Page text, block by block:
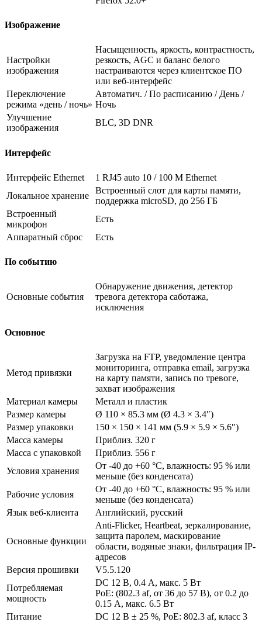
Изображение
Настройки
изображения
Насыщенность, яркость, контрастность,
резкость, AGC и баланс белого
настраиваются через клиентское ПО
или веб-интерфейс
Переключение
режима «день / ночь»
Автоматич. / По расписанию / День /
Ночь
Улучшение
изображения
BLC, 3D DNR
Интерфейс
Интерфейс Ethernet
1 RJ45 auto 10 / 100 М Ethernet
Локальное хранение
Встроенный слот для карты памяти,
поддержка microSD, до 256 ГБ
Встроенный
микрофон
Есть
Аппаратный сброс
Есть
По событию
Основные события
Обнаружение движения, детектор
тревога детектора саботажа,
исключения
Основное
Метод привязки
Загрузка на FTP, уведомление центра
мониторинга, отправка email, загрузка
на карту памяти, запись по тревоге,
захват изображения
Материал камеры
Металл и пластик
Размер камеры
Ø 110 × 85.3 мм (Ø 4.3 × 3.4″)
Размер упаковки
150 × 150 × 141 мм (5.9 × 5.9 × 5.6″)
Масса камеры
Приблиз. 320 г
Масса с упаковкой
Приблиз. 556 г
Условия хранения
От -40 до +60 °C, влажность: 95 % или
меньше (без конденсата)
Рабочие условия
От -40 до +60 °C, влажность: 95 % или
меньше (без конденсата)
Язык веб-клиента
Английский, русский
Основные функции
Anti-Flicker, Heartbeat, зеркалирование,
защита паролем, маскирование
области, водяные знаки, фильтрация IP-
адресов
Версия прошивки
V5.5.120
Потребляемая
мощность
DC 12 В, 0.4 А, макс. 5 Вт
PoE: (802.3 af, от 36 до 57 В), от 0.2 до
0.15 A, макс. 6.5 Вт
Питание
DC 12 В ± 25 %, PoE: 802.3 af, класс 3